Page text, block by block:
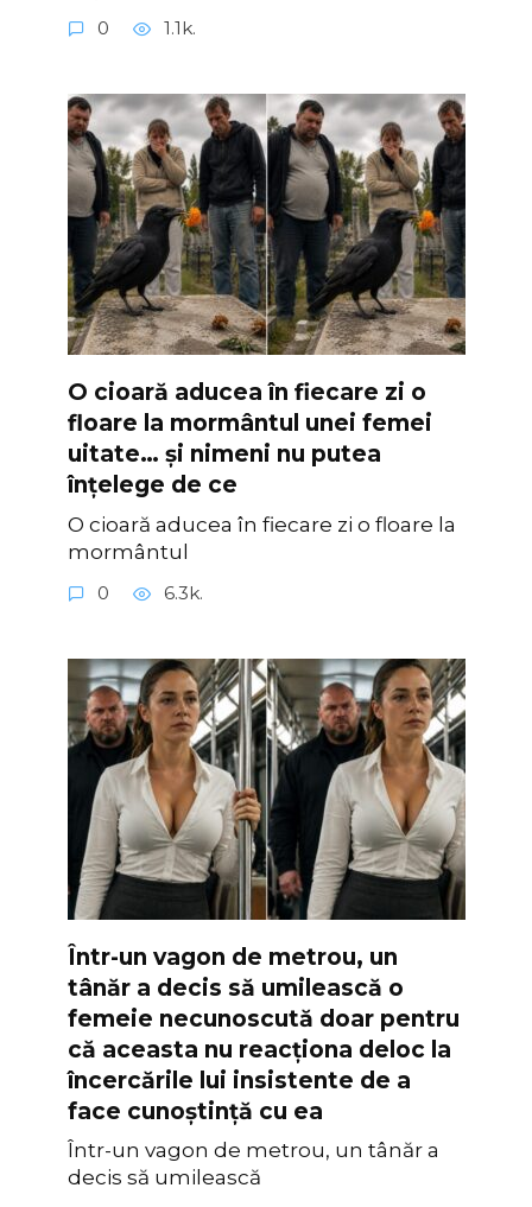
0 1.1k.
O cioară aducea în fiecare zi o
floare la mormântul unei femei
uitate… și nimeni nu putea
înțelege de ce
O cioară aducea în fiecare zi o floare la
mormântul
0 6.3k.
Într-un vagon de metrou, un
tânăr a decis să umilească o
femeie necunoscută doar pentru
că aceasta nu reacționa deloc la
încercările lui insistente de a
face cunoștință cu ea
Într-un vagon de metrou, un tânăr a
decis să umilească